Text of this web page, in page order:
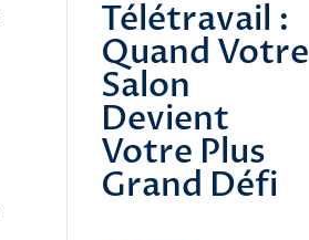
Télétravail :
Quand Votre
Salon
Devient
Votre Plus
Grand Défi